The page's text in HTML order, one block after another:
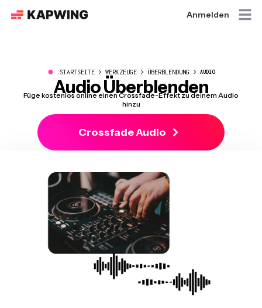
Anmelden
● STARTSEITE WERKZEUGE ÜBERBLENDUNG AUDIO
Audio Überblenden
Füge kostenlos online einen Crossfade-Effekt zu deinem Audio
hinzu
Crossfade Audio